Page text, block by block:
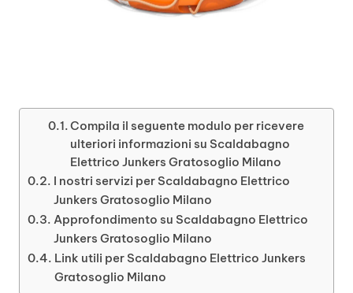
Compila il seguente modulo per ricevere
ulteriori informazioni su Scaldabagno
Elettrico Junkers Gratosoglio Milano
I nostri servizi per Scaldabagno Elettrico
Junkers Gratosoglio Milano
Approfondimento su Scaldabagno Elettrico
Junkers Gratosoglio Milano
Link utili per Scaldabagno Elettrico Junkers
Gratosoglio Milano